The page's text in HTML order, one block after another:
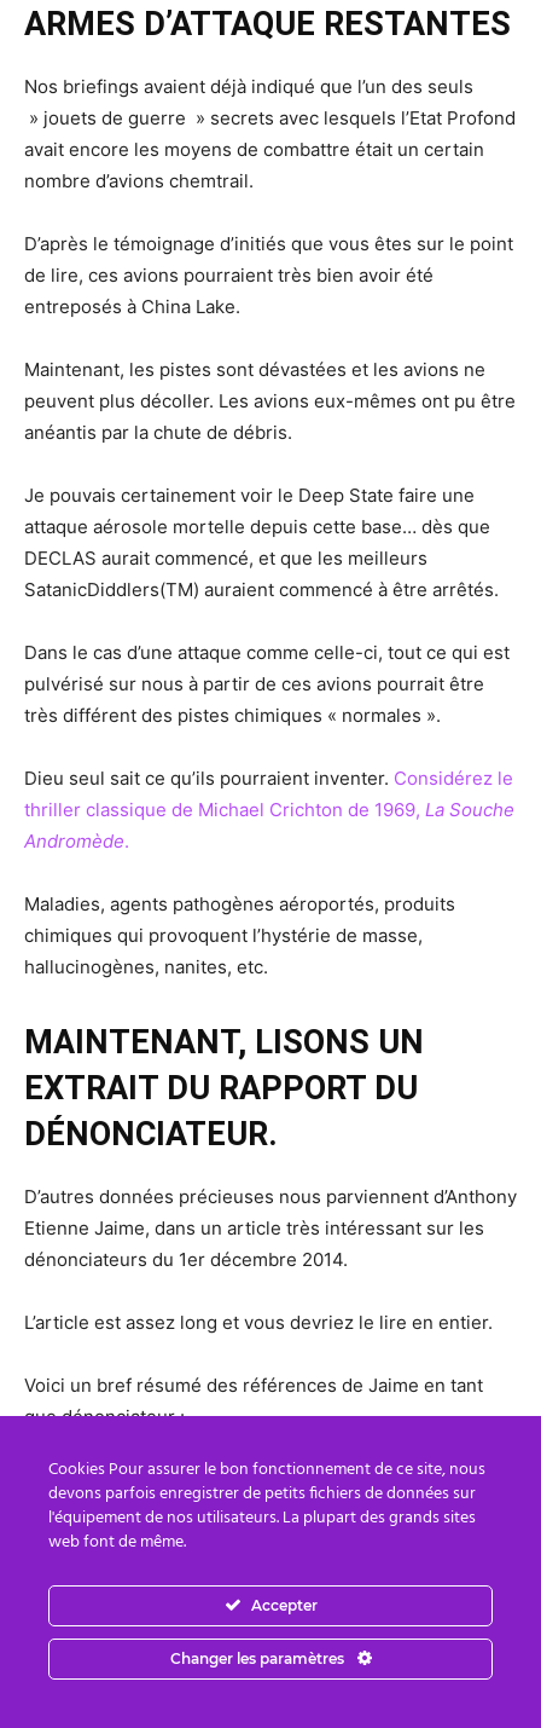
ARMES D’ATTAQUE RESTANTES
Nos briefings avaient déjà indiqué que l’un des seuls
» jouets de guerre » secrets avec lesquels l’Etat Profond
avait encore les moyens de combattre était un certain
nombre d’avions chemtrail.
D’après le témoignage d’initiés que vous êtes sur le point
de lire, ces avions pourraient très bien avoir été
entreposés à China Lake.
Maintenant, les pistes sont dévastées et les avions ne
peuvent plus décoller. Les avions eux-mêmes ont pu être
anéantis par la chute de débris.
Je pouvais certainement voir le Deep State faire une
attaque aérosole mortelle depuis cette base… dès que
DECLAS aurait commencé, et que les meilleurs
SatanicDiddlers(TM) auraient commencé à être arrêtés.
Dans le cas d’une attaque comme celle-ci, tout ce qui est
pulvérisé sur nous à partir de ces avions pourrait être
très différent des pistes chimiques « normales ».
Dieu seul sait ce qu’ils pourraient inventer. Considérez le
thriller classique de Michael Crichton de 1969, La Souche
Andromède.
Maladies, agents pathogènes aéroportés, produits
chimiques qui provoquent l’hystérie de masse,
hallucinogènes, nanites, etc.
MAINTENANT, LISONS UN
EXTRAIT DU RAPPORT DU
DÉNONCIATEUR.
D’autres données précieuses nous parviennent d’Anthony
Etienne Jaime, dans un article très intéressant sur les
dénonciateurs du 1er décembre 2014.
L’article est assez long et vous devriez le lire en entier.
Voici un bref résumé des références de Jaime en tant
que dénonciateur :
01/12/2014 : MODIFICATION DES CONDITIONS
MÉTÉOROLOGIQUES AU LAC CHINA : LA VILLE SECRÈTE
WEATHER MOD & CHINA LAKE CONNECTION: PART 1 –
THE SECRET CITY
Cookies Pour assurer le bon fonctionnement de ce site, nous
devons parfois enregistrer de petits fichiers de données sur
l'équipement de nos utilisateurs. La plupart des grands sites
web font de même.
Accepter
Changer les paramètres